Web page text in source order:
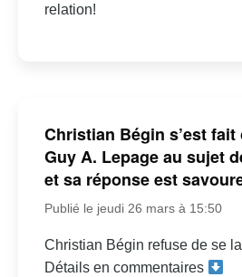
relation!
Christian Bégin s’est
Guy A. Lepage au sujet
et sa réponse est
Publié le jeudi 26 mars à 15:50
Christian Bégin refuse de se
Détails en commentaires